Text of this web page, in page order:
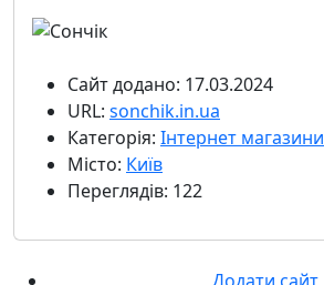
Сайт додано: 17.03.2024
URL: sonchik.in.ua
Категорія: Інтернет магазини
Місто: Київ
Переглядів: 122